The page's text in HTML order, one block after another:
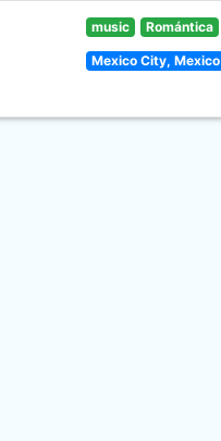
music Romántica
Mexico City, Mexico